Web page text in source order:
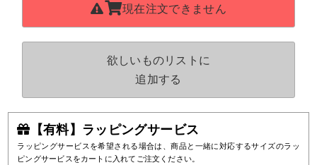
【有料】ラッピングサービス
ラッピングサービスを希望される場合は、商品と一緒に対応するサイズのラッ
ピングサービスをカートに入れてご注文ください。
現在注文できません
欲しいものリストに
追加する